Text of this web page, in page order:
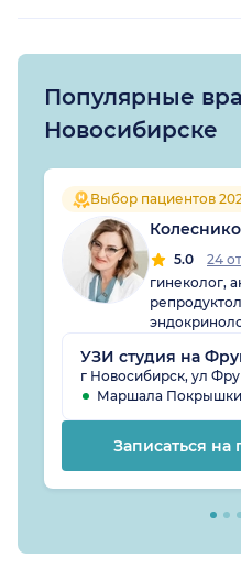
Популярные
Новосибирске
Выбор пациентов
5.0
24
гинеколог,
УЗИ студия на
г Новосибирск, ул
Маршала
Записаться на